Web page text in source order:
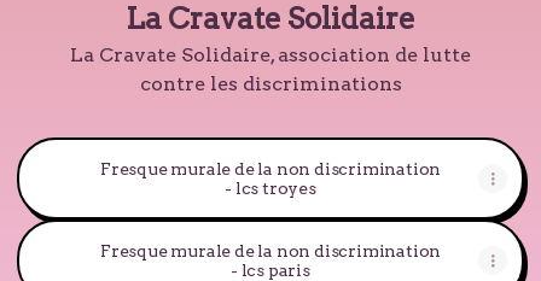
La Cravate Solidaire
La Cravate Solidaire, association de lutte
contre les discriminations
Fresque murale de la non discrimination
- lcs troyes
Fresque murale de la non discrimination
- lcs paris